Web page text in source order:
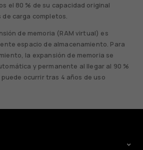
el 80 % de su capacidad original
de carga completos.
de memoria (RAM virtual) es
espacio de almacenamiento. Para
la expansión de memoria se
y permanente al llegar al 90 %
ocurrir tras 4 años de uso